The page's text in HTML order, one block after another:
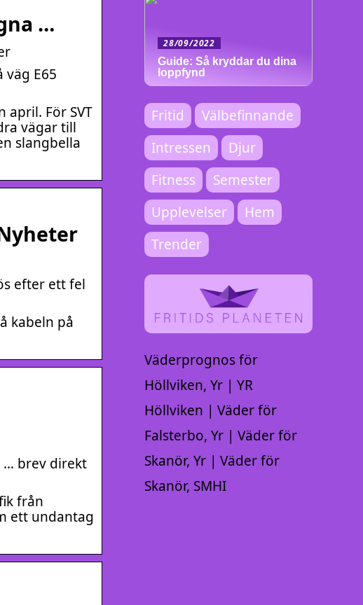
…
E65
För SVT
vägar till
slangbella
efter ett fel
kabeln på
… brev direkt
från
ett undantag
28/09/2022
Guide: Så kryddar du dina
loppfynd
Fritid
Välbefinnande
Intressen
Djur
Fitness
Semester
Upplevelser
Hem
Trender
Väderprognos för
Höllviken, Yr | YR
Höllviken | Väder för
Falsterbo, Yr | Väder för
Skanör, Yr | Väder för
Skanör, SMHI